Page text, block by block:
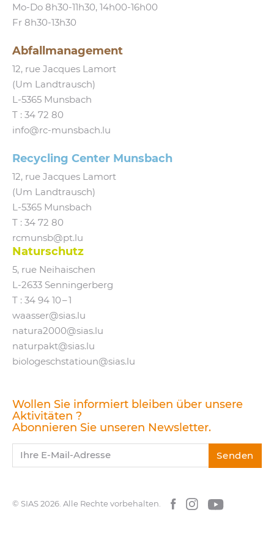
Mo-Do 8h30-11h30, 14h00-16h00
Fr 8h30-13h30
Abfallmanagement
12, rue Jacques Lamort
(Um Landtrausch)
L‑5365 Munsbach
T : 34 72 80
info@​rc-​munsbach.​lu
Recycling Center Munsbach
12, rue Jacques Lamort
(Um Landtrausch)
L‑5365 Munsbach
T : 34 72 80
rcmunsb@​pt.​lu
Naturschutz
5, rue Neihaischen
L‑2633 Senningerberg
T : 34 94 10 – 1
waasser@​sias.​lu
natura2000@​sias.​lu
naturpakt@​sias.​lu
biologeschstatioun@​sias.​lu
Wollen Sie informiert bleiben über unsere
Aktivitäten ?
Abonnieren Sie unseren Newsletter.
Ihre E-Mail-Adresse Senden
© SIAS 2026. Alle Rechte vorbehalten. FacebookInstagram